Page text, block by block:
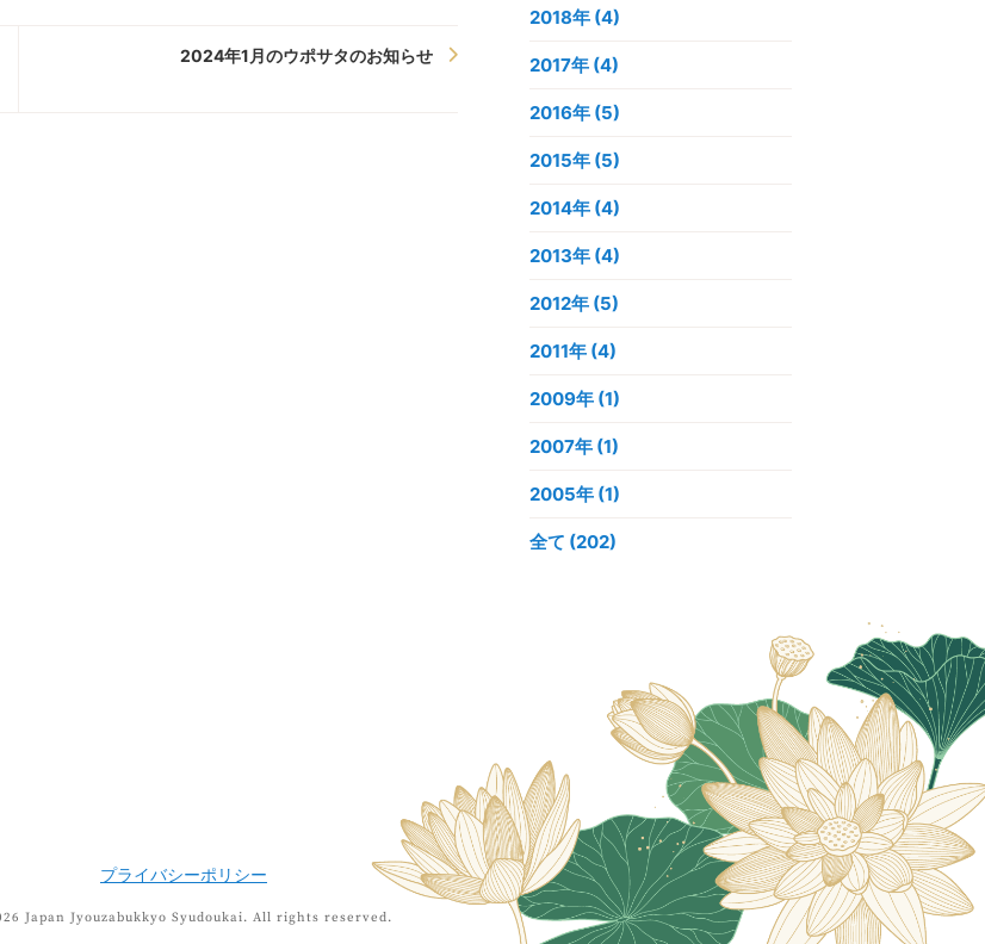
2024年1月のウポサタのお知らせ
2018年 (4)
2017年 (4)
2016年 (5)
2015年 (5)
2014年 (4)
2013年 (4)
2012年 (5)
2011年 (4)
2009年 (1)
2007年 (1)
2005年 (1)
全て (202)
プライバシーポリシー
Japan Jyouzabukkyo Syudoukai. All rights reserved.